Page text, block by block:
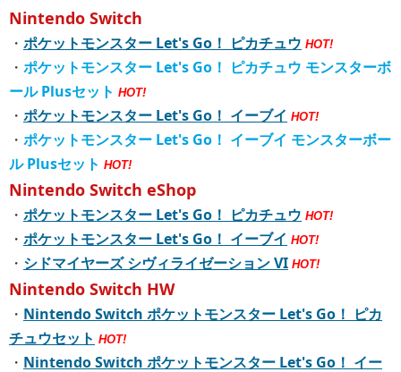
Nintendo Switch
・ ポケットモンスター Let's Go！ ピカチュウ HOT!
・ ポケットモンスター Let's Go！ ピカチュウ モンスターボ
ール Plusセット HOT!
・ ポケットモンスター Let's Go！ イーブイ HOT!
・ ポケットモンスター Let's Go！ イーブイ モンスターボー
ル Plusセット HOT!
Nintendo Switch eShop
・ ポケットモンスター Let's Go！ ピカチュウ HOT!
・ ポケットモンスター Let's Go！ イーブイ HOT!
・ シドマイヤーズ シヴィライゼーション VI HOT!
Nintendo Switch HW
・ Nintendo Switch ポケットモンスター Let's Go！ ピカ
チュウセット HOT!
・ Nintendo Switch ポケットモンスター Let's Go！ イー